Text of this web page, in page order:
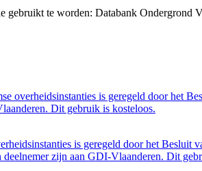
te worden: Databank Ondergrond
overheidsinstanties is geregeld door het
Dit gebruik is kosteloos.
is geregeld door het Besluit
zijn aan GDI-Vlaanderen. Dit